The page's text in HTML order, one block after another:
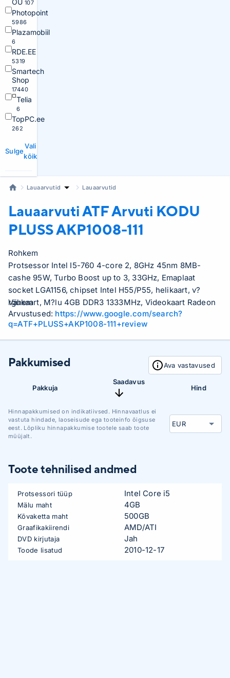
OÜ 107
Photopoint
5986
Plazamobiil
6
RDE.EE
5319
Smartech
Shop
17440
Telia
6
TopPC.ee
262
Sulge
Vali
kõik
Lauaarvutid Lauaarvutid
Lauaarvuti ATFArvuti KODU
PLUSS AKP1008-111
Rohkem
Protsessor Intel I5-760 4-core 2, 8GHz 45nm 8MB-
cashe 95W, Turbo Boost up to 3, 33GHz, Emaplaat
socket LGA1156, chipset Intel H55/P55, helikaart, v?
rgukaart, M?lu 4GB DDR3 1333MHz, Videokaart Radeon
HD5450 512MB vs GeForce GT210 512MB, K?vaketas
500GB 7200rpm SATA, DVD-kirjutaja, Arvutikorpus ATX,
400W,
Vähem
Arvustused: https://www.google.com/search?
q=ATF+PLUSS+AKP1008-111+review
Pakkumised Ava vastavused
Pakkuja
Saadavus
Hind
Hinnapakkumised on indikatiivsed. Hinnavaatlus ei
vastuta hindade, laoseisude ega tooteinfo õigsuse
eest. Lõpliku hinnapakkumise tootele saab toote
müüjalt.
Toote tehnilised andmed
Protsessori tüüp Intel Core i5
Mälu maht 4GB
Kõvaketta maht 500GB
Graafikakiirendi AMD/ATI
DVD kirjutaja Jah
Toode lisatud 2010-12-17